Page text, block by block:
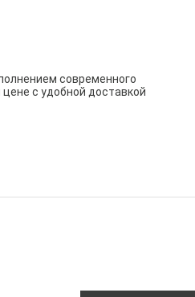
современного
с удобной доставкой